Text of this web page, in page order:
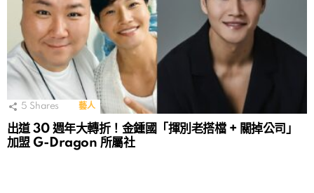
5 Shares 藝人
出道 30 週年大轉折！金鍾國「揮別老搭檔 + 關掉公司」
加盟 G-Dragon 所屬社